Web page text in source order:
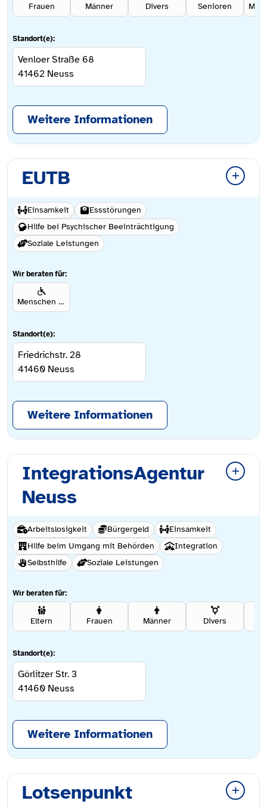
Frauen Männer Divers Senioren
Standort(e):
Venloer Straße 68
41462 Neuss
Weitere Informationen
EUTB
Einsamkeit
Essstörungen
Hilfe bei Psychischer Beeinträchtigung
Soziale Leistungen
Wir beraten für:
Menschen mit Behinderung
Standort(e):
Friedrichstr. 28
41460 Neuss
Weitere Informationen
IntegrationsAgentur
Neuss
Arbeitslosigkeit Bürgergeld
Einsamkeit
Hilfe beim Umgang mit Behörden
Integration
Selbsthilfe
Soziale Leistungen
Wir beraten für:
Eltern Frauen Männer Divers
Standort(e):
Görlitzer Str. 3
41460 Neuss
Weitere Informationen
Lotsenpunkt